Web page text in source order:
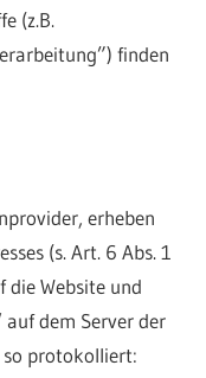
(z.B.
finden
erheben
(s. Art. 6 Abs. 1
die Website und
auf dem Server der
so protokolliert: